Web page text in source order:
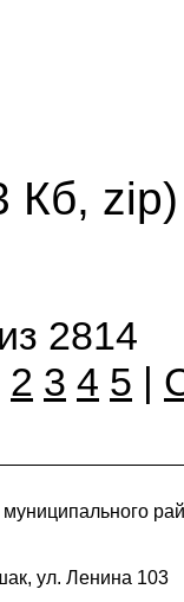
Кб,
2814
2 3 4 5 |
ул. Ленина 103